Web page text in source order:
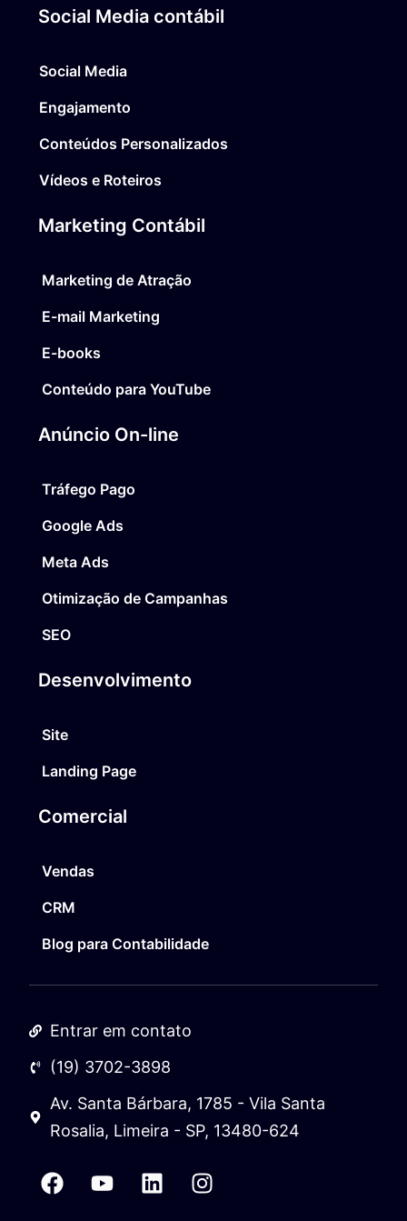
Social Media contábil
Social Media
Engajamento
Conteúdos Personalizados
Vídeos e Roteiros
Marketing Contábil
Marketing de Atração
E-mail Marketing
E-books
Conteúdo para YouTube
Anúncio On-line
Tráfego Pago
Google Ads
Meta Ads
Otimização de Campanhas
SEO
Desenvolvimento
Site
Landing Page
Comercial
Vendas
CRM
Blog para Contabilidade
Entrar em contato
(19) 3702-3898
Av. Santa Bárbara, 1785 - Vila Santa
Rosalia, Limeira - SP, 13480-624